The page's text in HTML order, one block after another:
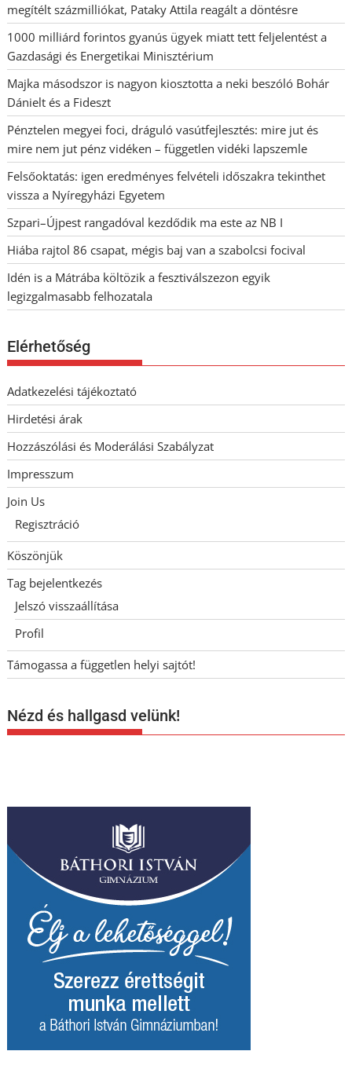
megítélt százmilliókat, Pataky Attila reagált a döntésre
1000 milliárd forintos gyanús ügyek miatt tett feljelentést a
Gazdasági és Energetikai Minisztérium
Majka másodszor is nagyon kiosztotta a neki beszóló Bohár
Dánielt és a Fideszt
Pénztelen megyei foci, dráguló vasútfejlesztés: mire jut és
mire nem jut pénz vidéken – független vidéki lapszemle
Felsőoktatás: igen eredményes felvételi időszakra tekinthet
vissza a Nyíregyházi Egyetem
Szpari–Újpest rangadóval kezdődik ma este az NB I
Hiába rajtol 86 csapat, mégis baj van a szabolcsi focival
Idén is a Mátrába költözik a fesztiválszezon egyik
legizgalmasabb felhozatala
Elérhetőség
Adatkezelési tájékoztató
Hirdetési árak
Hozzászólási és Moderálási Szabályzat
Impresszum
Join Us
Regisztráció
Köszönjük
Tag bejelentkezés
Jelszó visszaállítása
Profil
Támogassa a független helyi sajtót!
Nézd és hallgasd velünk!